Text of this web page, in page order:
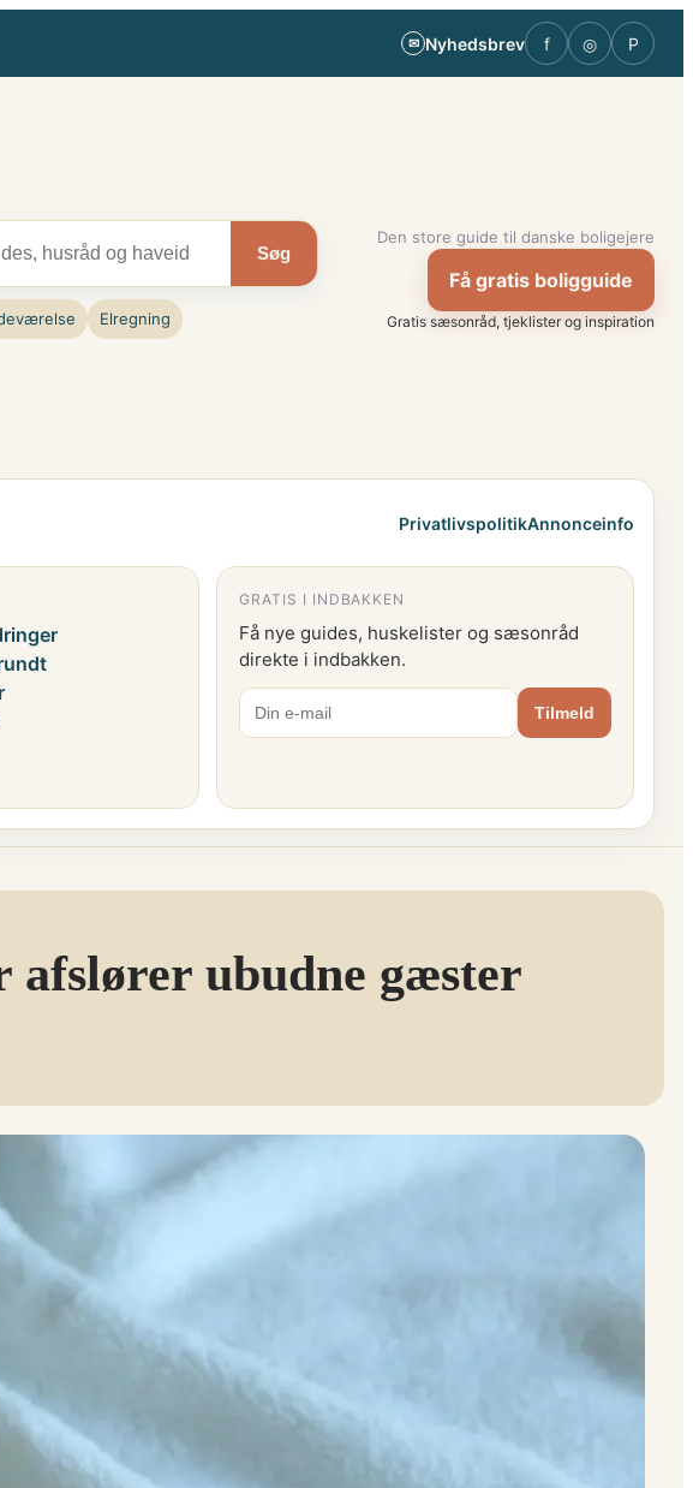
✉ Nyhedsbrev f ◎ P
Søg
Elregning
Den store guide til danske boligejere
Få gratis boligguide
Gratis sæsonråd, tjeklister og inspiration
PrivatlivspolitikAnnonceinfo
GRATIS I INDBAKKEN
Få nye guides, huskelister og sæsonråd
direkte i indbakken.
Tilmeld
afslører ubudne gæster